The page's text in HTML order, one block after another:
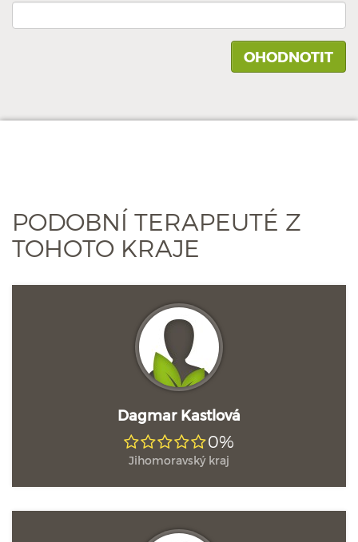
PODOBNÍ TERAPEUTÉ Z
TOHOTO KRAJE
Dagmar Kastlová
0%
Jihomoravský kraj